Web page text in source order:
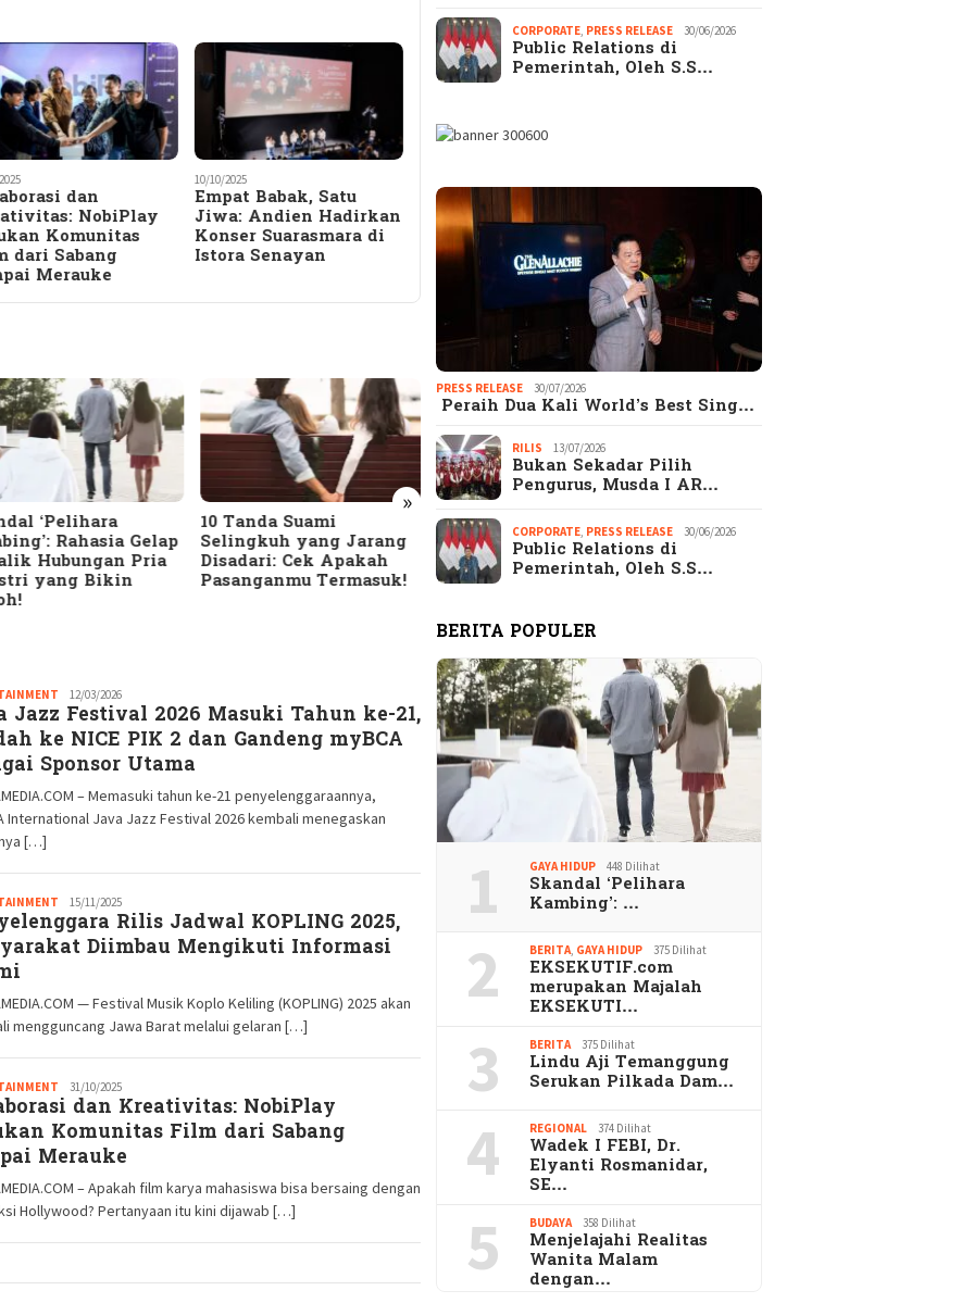
dan
NobiPlay
Komunitas
dari Sabang
Merauke
10/10/2025
Empat Babak, Satu
Jiwa: Andien Hadirkan
Konser Suarasmara di
Istora Senayan
»
‘Pelihara
Rahasia Gelap
Hubungan Pria
yang Bikin
10 Tanda Suami
Selingkuh yang Jarang
Disadari: Cek Apakah
Pasanganmu Termasuk!
Terungkap! Alasan
Mengejutkan Kenapa
Banyak Wanita Memilih
HTS daripada Pacaran
EKSEKUTIF.com
merupakan Majalah
EKSEKUTIF di era
Digital
Redaksi
GM
12/03/2026
Jazz Festival 2026 Masuki Tahun ke-21,
ke NICE PIK 2 dan Gandeng myBCA
Sponsor Utama
– Memasuki tahun ke-21 penyelenggaraannya,
International Java Jazz Festival 2026 kembali menegaskan
[…]
Redaksi
GM
15/11/2025
Rilis Jadwal KOPLING 2025,
Diimbau Mengikuti Informasi
— Festival Musik Koplo Keliling (KOPLING) 2025 akan
mengguncang Jawa Barat melalui gelaran […]
Redaksi
GM
31/10/2025
dan Kreativitas: NobiPlay
Komunitas Film dari Sabang
Merauke
– Apakah film karya mahasiswa bisa bersaing dengan
Hollywood? Pertanyaan itu kini dijawab […]
CORPORATE PRESS RELEASE 30/06/2026
Public Relations di
Pemerintah, Oleh S.S…
PRESS RELEASE 30/07/2026
Peraih Dua Kali World’s Best Sing…
RILIS 13/07/2026
Bukan Sekadar Pilih
Pengurus, Musda I AR…
CORPORATE PRESS RELEASE 30/06/2026
Public Relations di
Pemerintah, Oleh S.S…
BERITA POPULER
1 GAYA HIDUP 448 Dilihat
Skandal ‘Pelihara
Kambing’: …
2 BERITA, GAYA HIDUP 375 Dilihat
EKSEKUTIF.com
merupakan Majalah
EKSEKUTI…
3 BERITA 375 Dilihat
Lindu Aji Temanggung
Serukan Pilkada Dam…
4 REGIONAL 374 Dilihat
Wadek I FEBI, Dr.
Elyanti Rosmanidar,
SE…
5 BUDAYA 358 Dilihat
Menjelajahi Realitas
Wanita Malam
dengan…